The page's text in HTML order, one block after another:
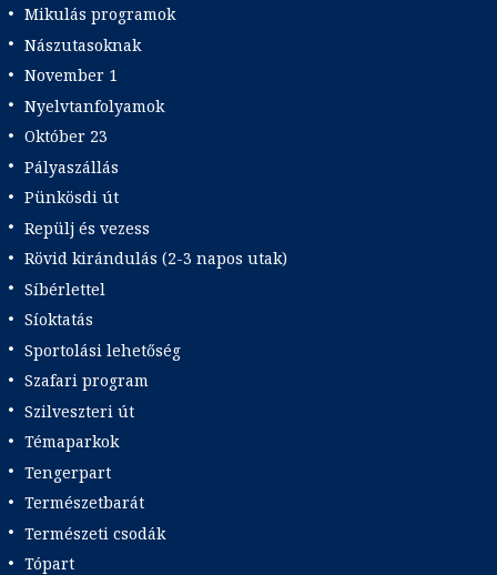
Mikulás programok
Nászutasoknak
November 1
Nyelvtanfolyamok
Október 23
Pályaszállás
Pünkösdi út
Repülj és vezess
Rövid kirándulás (2-3 napos utak)
Síbérlettel
Síoktatás
Sportolási lehetőség
Szafari program
Szilveszteri út
Témaparkok
Tengerpart
Természetbarát
Természeti csodák
Tópart